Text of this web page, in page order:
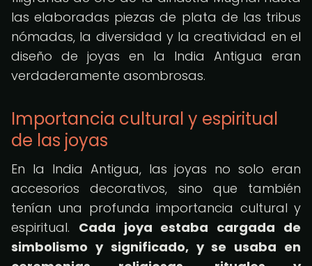
las elaboradas piezas de plata de las tribus
nómadas, la diversidad y la creatividad en el
diseño de joyas en la India Antigua eran
verdaderamente asombrosas.
Importancia cultural y espiritual
de las joyas
En la India Antigua, las joyas no solo eran
accesorios decorativos, sino que también
tenían una profunda importancia cultural y
espiritual. Cada joya estaba cargada de
simbolismo y significado, y se usaba en